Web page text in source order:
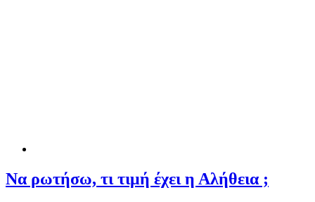
Να ρωτήσω, τι τιμή έχει η Αλήθεια ;